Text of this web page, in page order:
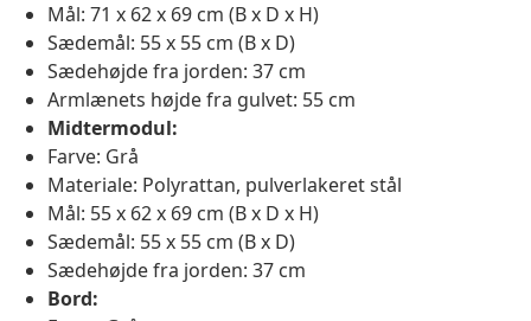
Mål: 71 x 62 x 69 cm (B x D x H)
Sædemål: 55 x 55 cm (B x D)
Sædehøjde fra jorden: 37 cm
Armlænets højde fra gulvet: 55 cm
Midtermodul:
Farve: Grå
Materiale: Polyrattan, pulverlakeret stål
Mål: 55 x 62 x 69 cm (B x D x H)
Sædemål: 55 x 55 cm (B x D)
Sædehøjde fra jorden: 37 cm
Bord: